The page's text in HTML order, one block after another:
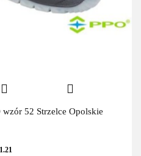
wzór 52 Strzelce Opolskie